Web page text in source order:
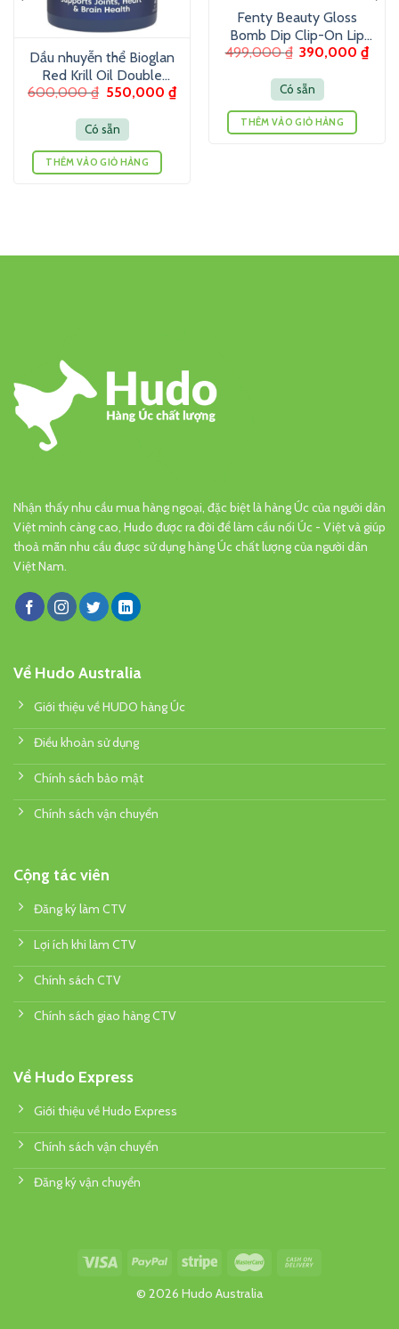
Dầu nhuyễn thể Bioglan
Red Krill Oil Double
Strength 1000mg 60
600,000₫ 550,000 ₫
Có sẵn
THÊM VÀO GIỎ HÀNG
Fenty Beauty Gloss
Bomb Dip Clip-On Lip
Luminizer 6g – Son
499,000₫ 390,000₫
Có sẵn
THÊM VÀO GIỎ HÀNG
Nhận thấy nhu cầu mua hàng ngoại, đặc biệt là hàng Úc của người dân
Việt mình càng cao, Hudo được ra đời để làm cầu nối Úc - Việt và giúp
thoả mãn nhu cầu được sử dụng hàng Úc chất lượng của người dân
Việt Nam.
Về Hudo Australia
Giới thiệu về HUDO hàng Úc
Điều khoản sử dụng
Chính sách bảo mật
Chính sách vận chuyển
Cộng tác viên
Đăng ký làm CTV
Lợi ích khi làm CTV
Chính sách CTV
Chính sách giao hàng CTV
Về Hudo Express
Giới thiệu về Hudo Express
Chính sách vận chuyển
Đăng ký vận chuyển
© 2026 Hudo Australia